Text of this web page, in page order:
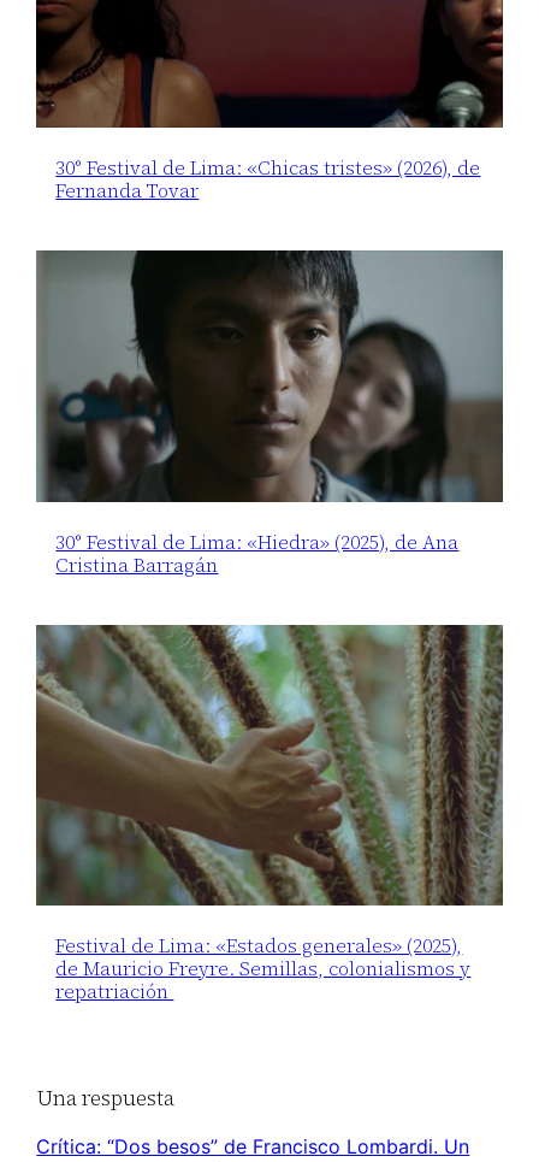
30° Festival de Lima: «Chicas tristes» (2026), de
Fernanda Tovar
30° Festival de Lima: «Hiedra» (2025), de Ana
Cristina Barragán
Festival de Lima: «Estados generales» (2025),
de Mauricio Freyre. Semillas, colonialismos y
repatriación
Una respuesta
Crítica: “Dos besos” de Francisco Lombardi. Un